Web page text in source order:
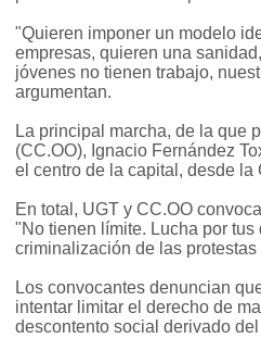
"Quieren imponer un modelo
empresas, quieren una
jóvenes no tienen trabajo,
argumentan.
La principal marcha, de la que
(CC.OO), Ignacio Fernández
el centro de la capital, desde
En total, UGT y CC.OO
"No tienen límite. Lucha por
criminalización de las
Los convocantes denuncian
intentar limitar el derecho de
descontento social derivado